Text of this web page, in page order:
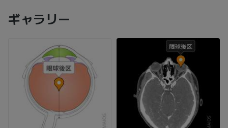
ギャラリー